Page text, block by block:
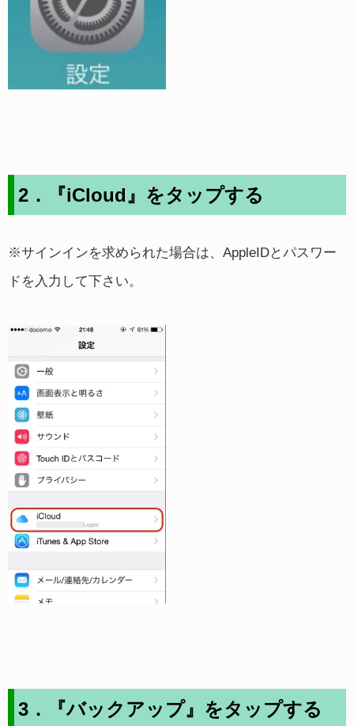
2．『iCloud』をタップする
※サインインを求められた場合は、AppleIDとパスワー
ドを入力して下さい。
3．『バックアップ』をタップする